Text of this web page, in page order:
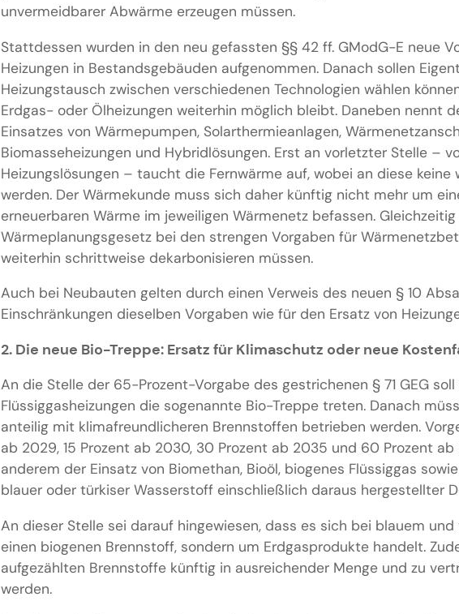
unvermeidbarer Abwärme erzeugen müssen.
Stattdessen wurden in den neu gefassten §§ 42 ff. GModG-E neue
Heizungen in Bestandsgebäuden aufgenommen. Danach sollen
Heizungstausch zwischen verschiedenen Technologien wählen
Erdgas- oder Ölheizungen weiterhin möglich bleibt. Daneben nennt
Einsatzes von Wärmepumpen, Solarthermieanlagen,
Biomasseheizungen und Hybridlösungen. Erst an vorletzter Stelle –
Heizungslösungen – taucht die Fernwärme auf, wobei an diese
werden. Der Wärmekunde muss sich daher künftig nicht mehr um
erneuerbaren Wärme im jeweiligen Wärmenetz befassen.
Wärmeplanungsgesetz bei den strengen Vorgaben für
weiterhin schrittweise dekarbonisieren müssen.
Auch bei Neubauten gelten durch einen Verweis des neuen § 10
Einschränkungen dieselben Vorgaben wie für den Ersatz von
2. Die neue Bio-Treppe: Ersatz für Klimaschutz oder neue
An die Stelle der 65-Prozent-Vorgabe des gestrichenen § 71 GEG
Flüssiggasheizungen die sogenannte Bio-Treppe treten. Danach
anteilig mit klimafreundlicheren Brennstoffen betrieben werden.
ab 2029, 15 Prozent ab 2030, 30 Prozent ab 2035 und 60 Prozent
anderem der Einsatz von Biomethan, Bioöl, biogenes Flüssiggas
blauer oder türkiser Wasserstoff einschließlich daraus hergestellter
An dieser Stelle sei darauf hingewiesen, dass es sich bei blauem
einen biogenen Brennstoff, sondern um Erdgasprodukte handelt.
aufgezählten Brennstoffe künftig in ausreichender Menge und zu
werden.